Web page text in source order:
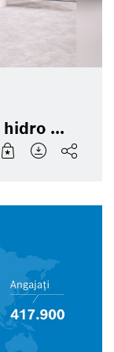
hidro ...